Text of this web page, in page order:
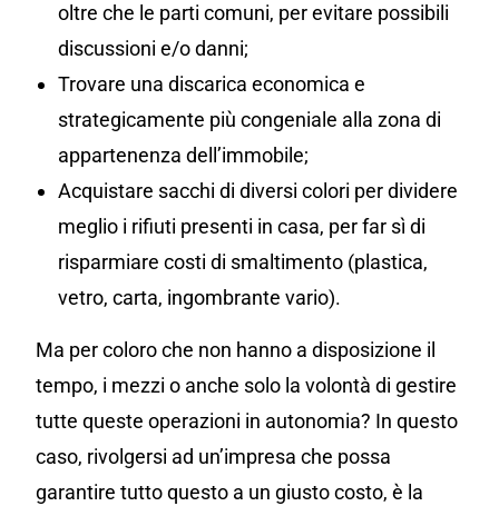
oltre che le parti comuni, per evitare possibili
discussioni e/o danni;
Trovare una discarica economica e
strategicamente più congeniale alla zona di
appartenenza dell’immobile;
Acquistare sacchi di diversi colori per dividere
meglio i rifiuti presenti in casa, per far sì di
risparmiare costi di smaltimento (plastica,
vetro, carta, ingombrante vario).
Ma per coloro che non hanno a disposizione il
tempo, i mezzi o anche solo la volontà di gestire
tutte queste operazioni in autonomia? In questo
caso, rivolgersi ad un’impresa che possa
garantire tutto questo a un giusto costo, è la